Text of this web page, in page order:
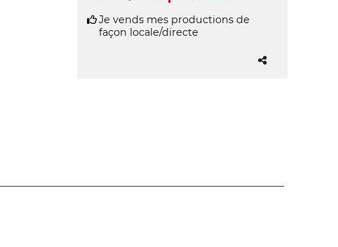
Je vends mes productions de
façon locale/directe